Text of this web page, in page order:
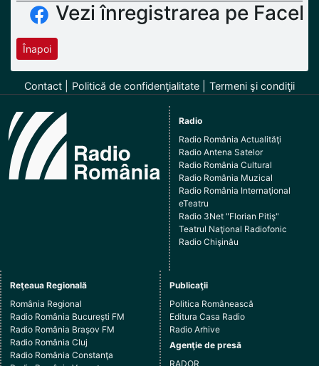
Vezi înregistrarea pe
Înapoi
Contact Politică de confidenţialitate Termeni şi condiţii
Radio
Radio România Actualităţi
Radio Antena Satelor
Radio România Cultural
Radio România Muzical
Radio România Internaţional
eTeatru
Radio 3Net "Florian Pitiş"
Teatrul Naţional Radiofonic
Radio Chişinău
Reţeaua Regională
România Regional
Radio România Bucureşti FM
Radio România Braşov FM
Radio România Cluj
Radio România Constanţa
Publicaţii
Politica Românească
Editura Casa Radio
Radio Arhive
Agenţie de presă
RADOR